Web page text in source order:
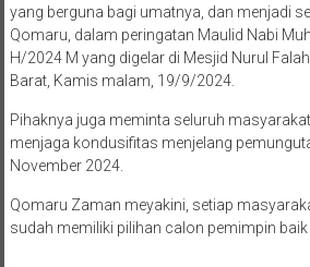
yang berguna bagi umatnya, dan menjadi
Qomaru, dalam peringatan Maulid Nabi
H/2024 M yang digelar di Mesjid Nurul
Barat, Kamis malam, 19/9/2024.
Pihaknya juga meminta seluruh
menjaga kondusifitas menjelang
November 2024.
Qomaru Zaman meyakini, setiap
sudah memiliki pilihan calon pemimpin baik